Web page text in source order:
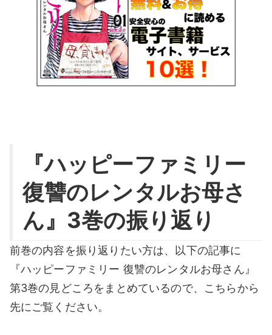
『ハッピーファミリー
復讐のレンタルお母さ
ん』3巻の振り返り
前巻の内容を振り返りたい方は、以下の記事に
『ハッピーファミリー 復讐のレンタルお母さん』
第3巻の見どころをまとめているので、こちらから
先にご覧ください。